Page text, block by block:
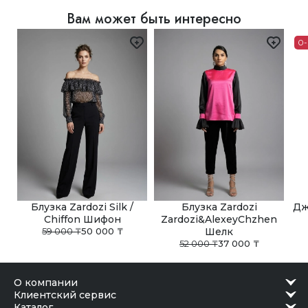
В Астане, Алматы, Шымкенте и Ташкенте доступен
самовывоз из наших бутиков. Заказ можно получить в
удобное время после подтверждения готовности.
Вам может быть интересно
Блузка Zardozi Silk /
Chiffon Шифон
59 000 ₸50 000 ₸
Блузка Zardozi
Zardozi&AlexeyChzhen
Шелк
52 000 ₸37 000 ₸
о компании
клиентский сервис